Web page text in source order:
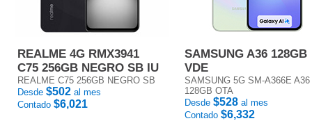
REALME 4G RMX3941
C75 256GB NEGRO SB IU
REALME C75 256GB NEGRO SB
Desde $502 al mes
Contado $6,021
SAMSUNG A36 128GB
VDE
SAMSUNG 5G SM-A366E A36
128GB OTA
Desde $528 al mes
Contado $6,332